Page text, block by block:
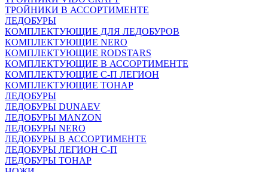
ТРОЙНИКИ В АССОРТИМЕНТЕ
ЛЕДОБУРЫ
КОМПЛЕКТУЮЩИЕ ДЛЯ ЛЕДОБУРОВ
КОМПЛЕКТУЮЩИЕ NERO
КОМПЛЕКТУЮЩИЕ RODSTARS
КОМПЛЕКТУЮЩИЕ В АССОРТИМЕНТЕ
КОМПЛЕКТУЮЩИЕ С-П ЛЕГИОН
КОМПЛЕКТУЮЩИЕ ТОНАР
ЛЕДОБУРЫ
ЛЕДОБУРЫ DUNAEV
ЛЕДОБУРЫ MANZON
ЛЕДОБУРЫ NERO
ЛЕДОБУРЫ В АССОРТИМЕНТЕ
ЛЕДОБУРЫ ЛЕГИОН С-П
ЛЕДОБУРЫ ТОНАР